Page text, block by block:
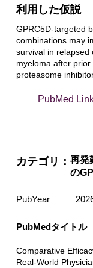
利用した仮説
GPRC5D-targeted
combinations may
survival in relapsed
myeloma after
proteasome
PubMed
カテゴリ： 再発
の
PubYear
PubMedタイトル
Comparative
Real-World